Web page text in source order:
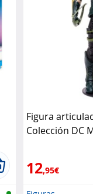
Figura
Colección DC
12,95€